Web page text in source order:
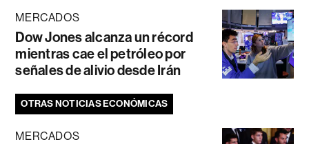
MERCADOS
Dow Jones alcanza un récord
mientras cae el petróleo por
señales de alivio desde Irán
OTRAS NOTICIAS ECONÓMICAS
MERCADOS